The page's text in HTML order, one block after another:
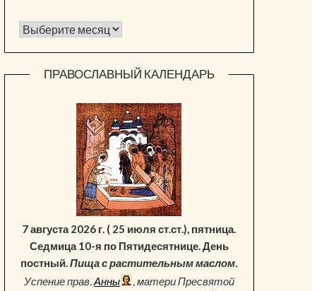
Архив новостей
ПРАВОСЛАВНЫЙ КАЛЕНДАРЬ
7 августа 2026 г. ( 25 июля ст.ст.), пятница.
Седмица 10-я по Пятидесятнице. День
постный.Пища с растительным маслом.
Успение прав.Анны
, матери Пресвятой